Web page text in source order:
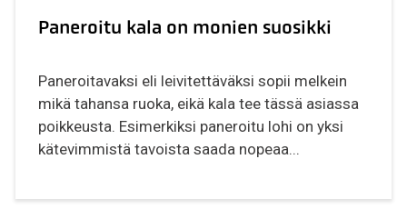
Paneroitu kala on monien suosikki
Paneroitavaksi eli leivitettäväksi sopii melkein
mikä tahansa ruoka, eikä kala tee tässä asiassa
poikkeusta. Esimerkiksi paneroitu lohi on yksi
kätevimmistä tavoista saada nopeaa...